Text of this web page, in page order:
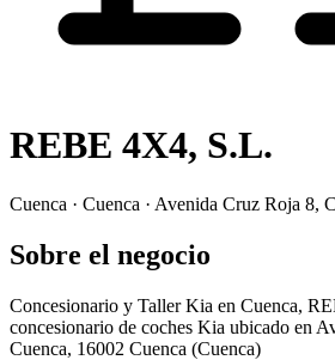
REBE 4X4, S.L.
Cuenca · Cuenca · Avenida Cruz Roja 8,
Sobre el negocio
Concesionario y Taller Kia en Cuenca,
concesionario de coches Kia ubicado en
Cuenca, 16002 Cuenca (Cuenca)